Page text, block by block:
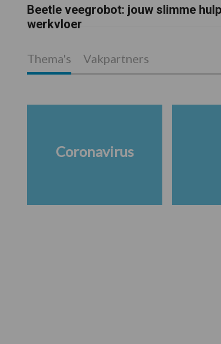
Beetle veegrobot: jouw slimme
werkvloer
Thema's Vakpartners
Coronavirus